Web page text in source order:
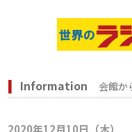
Information 会館か
2020年12月10日（木）